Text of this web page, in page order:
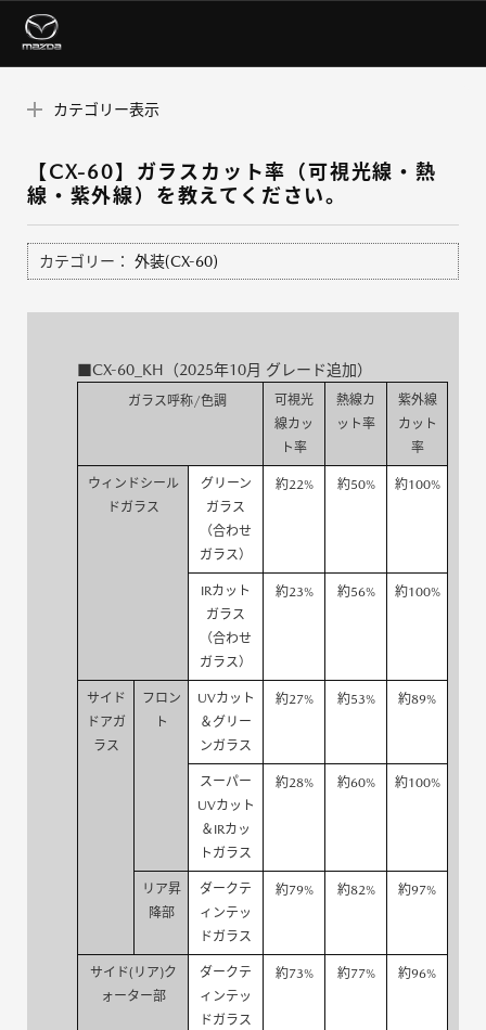
カテゴリー表示
【CX-60】ガラスカット率（可視光線・熱
線・紫外線）を教えてください。
カテゴリー： 外装(CX-60)
■CX-60_KH（2025年10月 グレード追加）
ガラス呼称/色調
可視光
線カッ
ト率
熱線カ
ット率
紫外線
カット
率
ウィンドシール
ドガラス
グリーン
ガラス
（合わせ
ガラス）
約22% 約50% 約100%
IRカット
ガラス
（合わせ
ガラス）
約23% 約56% 約100%
サイド
ドアガ
ラス
フロン
ト
UVカット
＆グリー
ンガラス
約27% 約53% 約89%
スーパー
UVカット
＆IRカッ
トガラス
約28% 約60% 約100%
リア昇
降部
ダークテ
ィンテッ
ドガラス
約79% 約82% 約97%
サイド(リア)ク
ォーター部
ダークテ
ィンテッ
ドガラス
約73% 約77% 約96%